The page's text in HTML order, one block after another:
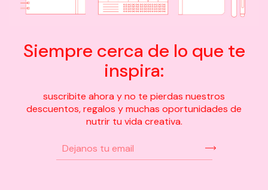
Siempre cerca de lo que te
inspira:
suscribite ahora y no te pierdas nuestros
descuentos, regalos y muchas oportunidades de
nutrir tu vida creativa.